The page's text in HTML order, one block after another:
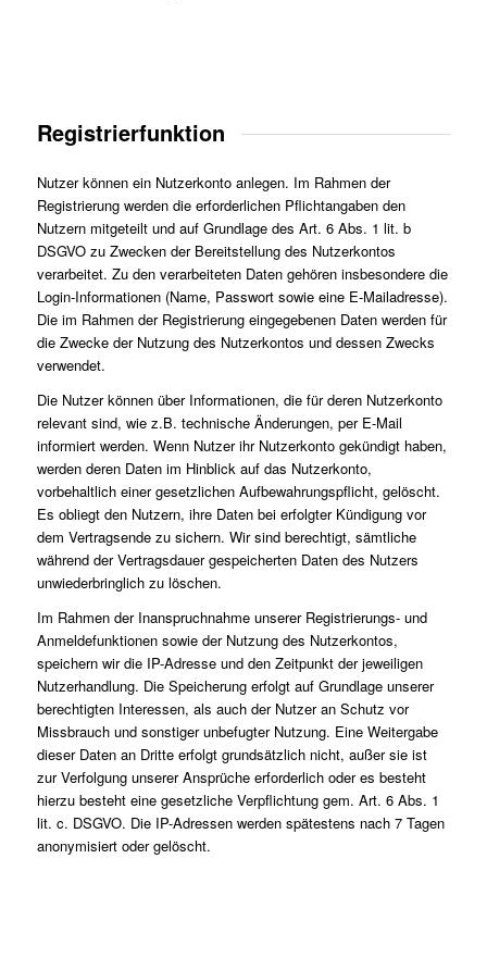
Registrierfunktion
Nutzer können ein Nutzerkonto anlegen. Im Rahmen der
Registrierung werden die erforderlichen Pflichtangaben den
Nutzern mitgeteilt und auf Grundlage des Art. 6 Abs. 1 lit. b
DSGVO zu Zwecken der Bereitstellung des Nutzerkontos
verarbeitet. Zu den verarbeiteten Daten gehören insbesondere die
Login-Informationen (Name, Passwort sowie eine E-Mailadresse).
Die im Rahmen der Registrierung eingegebenen Daten werden für
die Zwecke der Nutzung des Nutzerkontos und dessen Zwecks
verwendet.
Die Nutzer können über Informationen, die für deren Nutzerkonto
relevant sind, wie z.B. technische Änderungen, per E-Mail
informiert werden. Wenn Nutzer ihr Nutzerkonto gekündigt haben,
werden deren Daten im Hinblick auf das Nutzerkonto,
vorbehaltlich einer gesetzlichen Aufbewahrungspflicht, gelöscht.
Es obliegt den Nutzern, ihre Daten bei erfolgter Kündigung vor
dem Vertragsende zu sichern. Wir sind berechtigt, sämtliche
während der Vertragsdauer gespeicherten Daten des Nutzers
unwiederbringlich zu löschen.
Im Rahmen der Inanspruchnahme unserer Registrierungs- und
Anmeldefunktionen sowie der Nutzung des Nutzerkontos,
speichern wir die IP-Adresse und den Zeitpunkt der jeweiligen
Nutzerhandlung. Die Speicherung erfolgt auf Grundlage unserer
berechtigten Interessen, als auch der Nutzer an Schutz vor
Missbrauch und sonstiger unbefugter Nutzung. Eine Weitergabe
dieser Daten an Dritte erfolgt grundsätzlich nicht, außer sie ist
zur Verfolgung unserer Ansprüche erforderlich oder es besteht
hierzu besteht eine gesetzliche Verpflichtung gem. Art. 6 Abs. 1
lit. c. DSGVO. Die IP-Adressen werden spätestens nach 7 Tagen
anonymisiert oder gelöscht.